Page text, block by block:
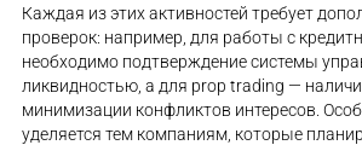
Каждая из этих активностей требует
проверок: например, для работы с
необходимо подтверждение системы
ликвидностью, а для prop trading —
минимизации конфликтов интересов.
уделяется тем компаниям, которые